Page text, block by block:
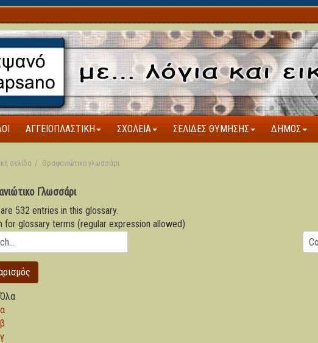
ΑΓΓΕΙΟΠΛΑΣΤΙΚΉ ΣΧΟΛΕΊΑ ΣΕΛΊΔΕΣ ΘΎΜΗΣΗΣ ΔΉΜΟΣ
σελίδα Θραψανιώτικο γλωσσάρι
Γλωσσάρι
532 entries in this glossary.
for glossary terms (regular expression allowed)
Όλα
α
β
γ